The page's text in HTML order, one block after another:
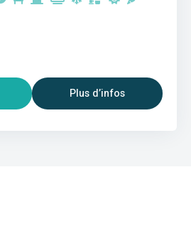
Plus d’infos